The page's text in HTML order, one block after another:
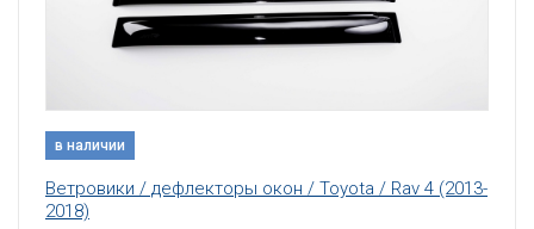
в наличии
Ветровики / дефлекторы окон / Toyota / Rav 4 (2013-
2018)